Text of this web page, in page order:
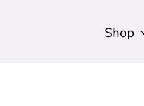
Shop